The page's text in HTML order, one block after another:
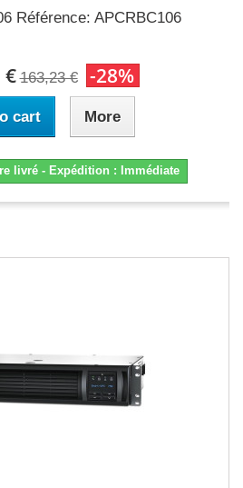
Référence: APCRBC106
€ 163,23 € -28%
cart More
livré - Expédition : Immédiate